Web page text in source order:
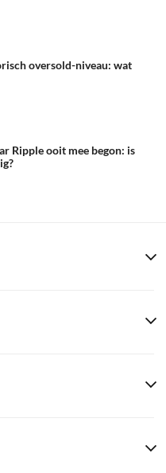
oversold-niveau: wat
Ripple ooit mee begon: is